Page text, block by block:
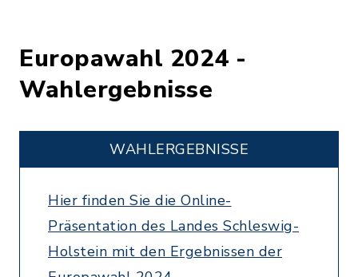
Europawahl 2024 -
Wahlergebnisse
WAHLERGEBNISSE
Hier finden Sie die Online-
Präsentation des Landes Schleswig-
Holstein mit den Ergebnissen der